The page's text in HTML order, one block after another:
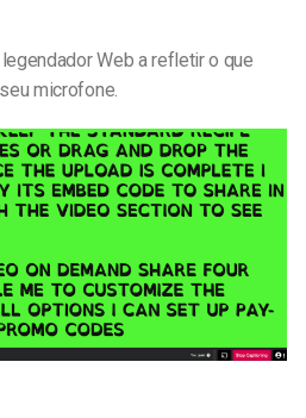
Web a refletir o que
microfone.